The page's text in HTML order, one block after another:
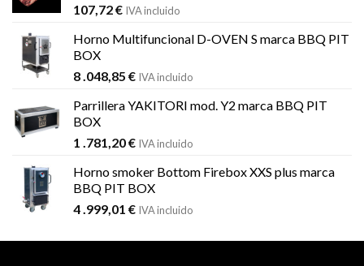
107,72€ IVA incluido
Horno Multifuncional D-OVEN S marca BBQ PIT
BOX
8 .048,85 € IVA incluido
Parrillera YAKITORI mod. Y2 marca BBQ PIT
BOX
1 .781,20€ IVA incluido
Horno smoker Bottom Firebox XXS plus marca
BBQ PIT BOX
4 .999,01 € IVA incluido